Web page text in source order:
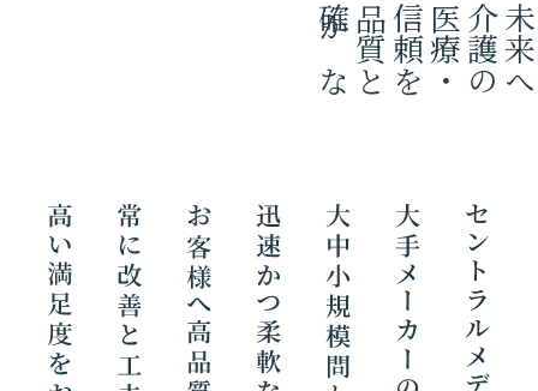
事業内容
SPD
お問い合わせ
確
か
な
品
質
と
信
頼 を医
療
・
介
護
の
未
来